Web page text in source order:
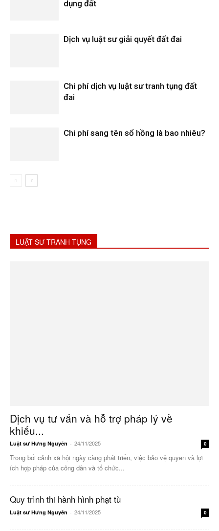
dụng đất
Dịch vụ luật sư giải quyết đất đai
Chi phí dịch vụ luật sư tranh tụng đất
đai
Chi phí sang tên sổ hồng là bao nhiêu?
LUẬT SƯ TRANH TỤNG
Dịch vụ tư vấn và hỗ trợ pháp lý về
khiếu...
Luật sư Hưng Nguyên - 24/11/2025 0
Trong bối cảnh xã hội ngày càng phát triển, việc bảo vệ quyền và lợi
ích hợp pháp của công dân và tổ chức...
Quy trình thi hành hình phạt tù
Luật sư Hưng Nguyên - 24/11/2025 0